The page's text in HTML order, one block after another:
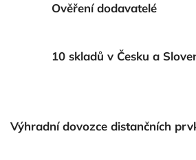
Ověření dodavatelé
10 skladů v Česku a
Výhradní dovozce distančních